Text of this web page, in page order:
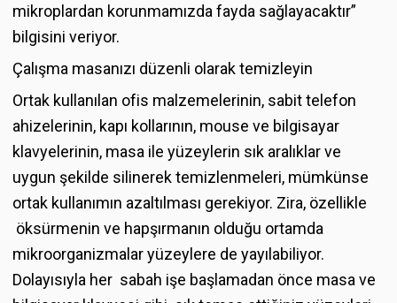
mikroplardan korunmamızda fayda sağlayacaktır”
bilgisini veriyor.
Çalışma masanızı düzenli olarak temizleyin
Ortak kullanılan ofis malzemelerinin, sabit telefon
ahizelerinin, kapı kollarının, mouse ve bilgisayar
klavyelerinin, masa ile yüzeylerin sık aralıklar ve
uygun şekilde silinerek temizlenmeleri, mümkünse
ortak kullanımın azaltılması gerekiyor. Zira, özellikle
öksürmenin ve hapşırmanın olduğu ortamda
mikroorganizmalar yüzeylere de yayılabiliyor.
Dolayısıyla her sabah işe başlamadan önce masa ve